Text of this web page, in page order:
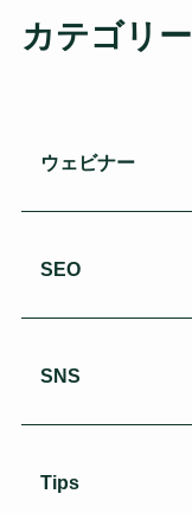
カテゴリー
ウェビナー
SEO
SNS
Tips